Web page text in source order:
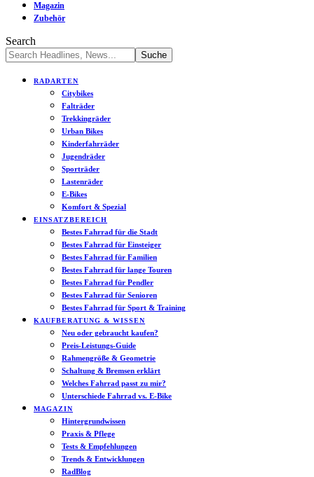
Magazin
Zubehör
Search
RADARTEN
Citybikes
Falträder
Trekkingräder
Urban Bikes
Kinderfahrräder
Jugendräder
Sporträder
Lastenräder
E-Bikes
Komfort & Spezial
EINSATZBEREICH
Bestes Fahrrad für die Stadt
Bestes Fahrrad für Einsteiger
Bestes Fahrrad für Familien
Bestes Fahrrad für lange Touren
Bestes Fahrrad für Pendler
Bestes Fahrrad für Senioren
Bestes Fahrrad für Sport & Training
KAUFBERATUNG & WISSEN
Neu oder gebraucht kaufen?
Preis-Leistungs-Guide
Rahmengröße & Geometrie
Schaltung & Bremsen erklärt
Welches Fahrrad passt zu mir?
Unterschiede Fahrrad vs. E-Bike
MAGAZIN
Hintergrundwissen
Praxis & Pflege
Tests & Empfehlungen
Trends & Entwicklungen
RadBlog